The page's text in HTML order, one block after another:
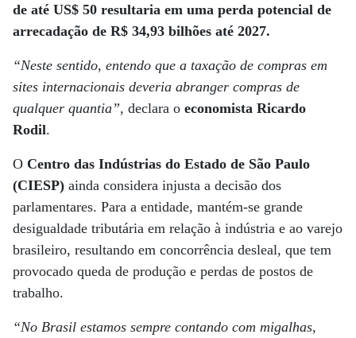
de até US$ 50 resultaria em uma perda potencial de
arrecadação de R$ 34,93 bilhões até 2027.
“Neste sentido, entendo que a taxação de compras em
sites internacionais deveria abranger compras de
qualquer quantia”, declara o economista Ricardo
Rodil.
O Centro das Indústrias do Estado de São Paulo
(CIESP) ainda considera injusta a decisão dos
parlamentares. Para a entidade, mantém-se grande
desigualdade tributária em relação à indústria e ao varejo
brasileiro, resultando em concorrência desleal, que tem
provocado queda de produção e perdas de postos de
trabalho.
“No Brasil estamos sempre contando com migalhas,